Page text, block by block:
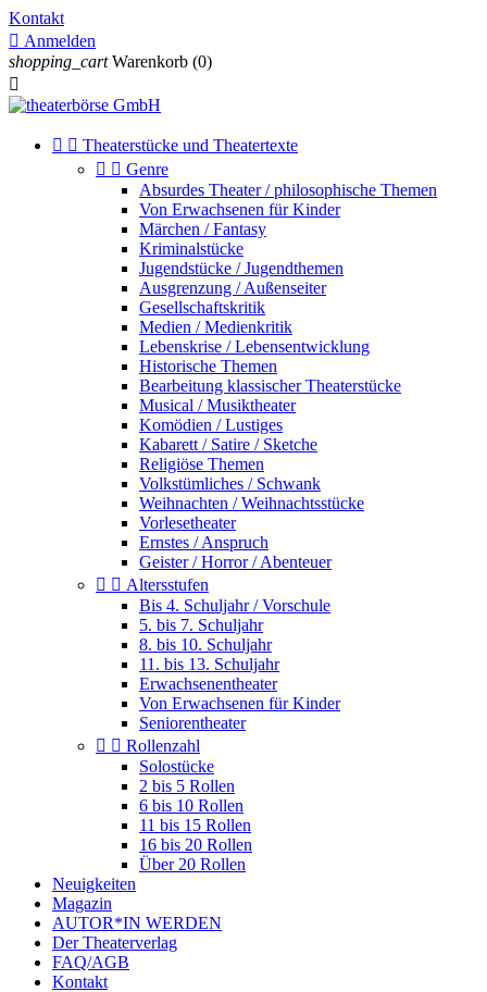
Kontakt
 Anmelden
shopping_cart Warenkorb (0)

  Theaterstücke und Theatertexte
  Genre
Absurdes Theater / philosophische Themen
Von Erwachsenen für Kinder
Märchen / Fantasy
Kriminalstücke
Jugendstücke / Jugendthemen
Ausgrenzung / Außenseiter
Gesellschaftskritik
Medien / Medienkritik
Lebenskrise / Lebensentwicklung
Historische Themen
Bearbeitung klassischer Theaterstücke
Musical / Musiktheater
Komödien / Lustiges
Kabarett / Satire / Sketche
Religiöse Themen
Volkstümliches / Schwank
Weihnachten / Weihnachtsstücke
Vorlesetheater
Ernstes / Anspruch
Geister / Horror / Abenteuer
  Altersstufen
Bis 4. Schuljahr / Vorschule
5. bis 7. Schuljahr
8. bis 10. Schuljahr
11. bis 13. Schuljahr
Erwachsenentheater
Von Erwachsenen für Kinder
Seniorentheater
  Rollenzahl
Solostücke
2 bis 5 Rollen
6 bis 10 Rollen
11 bis 15 Rollen
16 bis 20 Rollen
Über 20 Rollen
Neuigkeiten
Magazin
AUTOR*IN WERDEN
Der Theaterverlag
FAQ/AGB
Kontakt